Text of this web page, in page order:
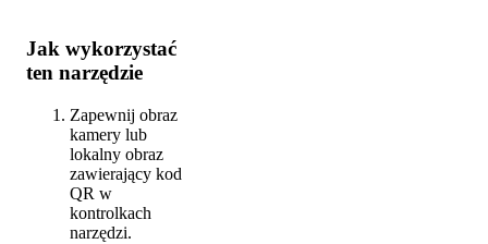
Jak wykorzystać
ten narzędzie
Zapewnij obraz
kamery lub
lokalny obraz
zawierający kod
QR w
kontrolkach
narzędzi.